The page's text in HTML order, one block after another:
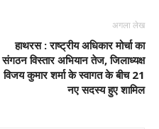
अगला लेख
हाथरस : राष्ट्रीय अधिकार मोर्चा का
संगठन विस्तार अभियान तेज, जिलाध्यक्ष
विजय कुमार शर्मा के स्वागत के बीच 21
नए सदस्य हुए शामिल